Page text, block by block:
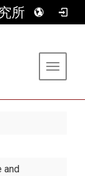
所
Toggle
and